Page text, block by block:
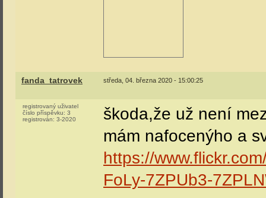
fanda_tatrovek středa, 04. března 2020 - 15:00:25
registrovaný uživatel
číslo příspěvku: 3
registrován: 3-2020
škoda,že už není
mám nafocenýho a
https://
FoLy-7ZPUb3-